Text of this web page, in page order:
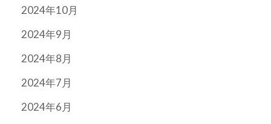
2024年10月
2024年9月
2024年8月
2024年7月
2024年6月